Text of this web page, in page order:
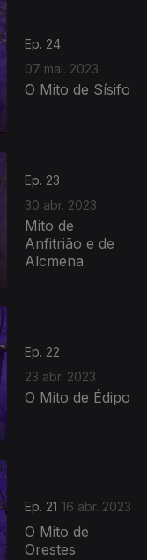
Ep. 24
07 mai. 2023
O Mito de Sísifo
Ep. 23
30 abr. 2023
Mito de
Anfitrião e de
Alcmena
Ep. 22
23 abr. 2023
O Mito de Édipo
Ep. 21 16 abr. 2023
O Mito de
Orestes